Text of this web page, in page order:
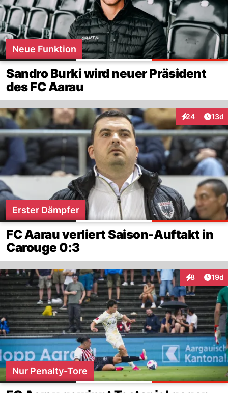
Neue Funktion
Sandro Burki wird neuer Präsident
des FC Aarau
24
Interaktionen
13d
Erster Dämpfer
FC Aarau verliert Saison-Auftakt in
Carouge 0:3
8
Interaktionen
19d
Nur Penalty-Tore